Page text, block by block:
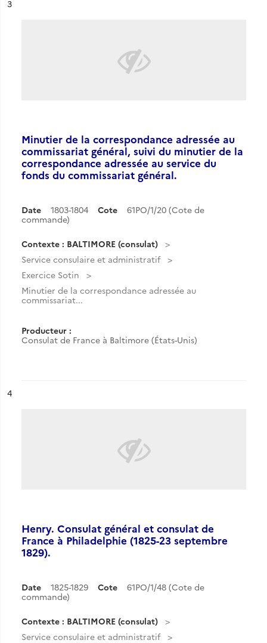
n°
3
Minutier de la correspondance adressée au
commissariat général, suivi du minutier de la
correspondance adressée au service du
fonds du commissariat général.
Date 1803-1804 Cote
61PO/1/20 (Cote de
commande)
Contexte : BALTIMORE (consulat)
Service consulaire et administratif
Exercice Sotin
Minutier de la correspondance adressée au
commissariat...
Producteur :
Consulat de France à Baltimore (États-Unis)
n°
4
Henry. Consulat général et consulat de
France à Philadelphie (1825-23 septembre
1829).
Date 1825-1829 Cote
61PO/1/48 (Cote de
commande)
Contexte : BALTIMORE (consulat)
Service consulaire et administratif